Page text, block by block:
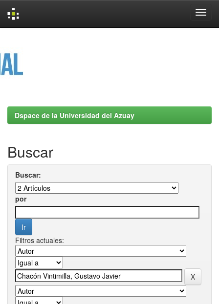
Dspace de la Universidad del Azuay
Buscar
Buscar:
por
Filtros actuales: